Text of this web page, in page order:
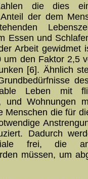
die dies
der dem
Essen und
Arbeit gewid­met
um den Fak­tor 2,5
[6]. Ähnlich
Leben mit
und Wohnungen
Menschen die für
Dadurch
frei, die
müs­sen, um